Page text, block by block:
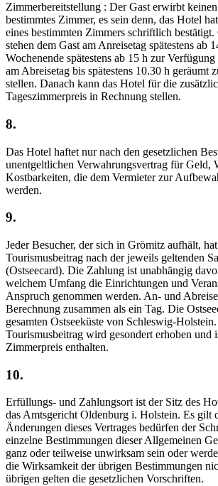
Zimmerbereitstellung : Der Gast erwirbt
bestimmtes Zimmer, es sein denn, das Hotel
eines bestimmten Zimmers schriftlich
stehen dem Gast am Anreisetag spätestens ab
Wochenende spätestens ab 15 h zur
am Abreisetag bis spätestens 10.30 h geräumt
stellen. Danach kann das Hotel für die
Tageszimmerpreis in Rechnung stellen.
8.
Das Hotel haftet nur nach den gesetzlichen
unentgeltlichen Verwahrungsvertrag für Geld,
Kostbarkeiten, die dem Vermieter zur
werden.
9.
Jeder Besucher, der sich in Grömitz aufhält,
Tourismusbeitrag nach der jeweils geltenden
(Ostseecard). Die Zahlung ist unabhängig
welchem Umfang die Einrichtungen und
Anspruch genommen werden. An- und
Berechnung zusammen als ein Tag. Die
gesamten Ostseeküste von Schleswig-
Tourismusbeitrag wird gesondert erhoben und
Zimmerpreis enthalten.
10.
Erfüllungs- und Zahlungsort ist der Sitz des
das Amtsgericht Oldenburg i. Holstein. Es gilt
Änderungen dieses Vertrages bedürfen der
einzelne Bestimmungen dieser Allgemeinen
ganz oder teilweise unwirksam sein oder
die Wirksamkeit der übrigen Bestimmungen
übrigen gelten die gesetzlichen Vorschriften.